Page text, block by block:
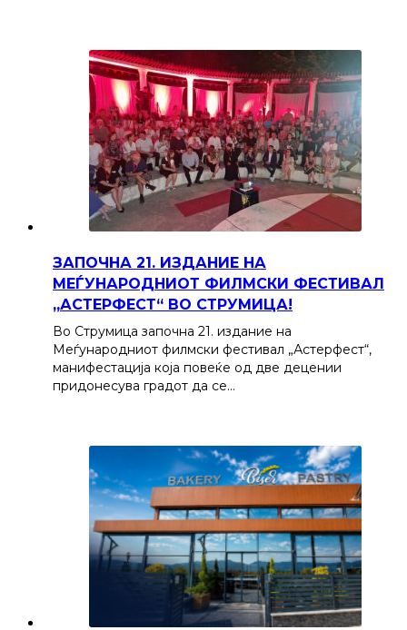
ЗАПОЧНА 21. ИЗДАНИЕ НА
МЕЃУНАРОДНИОТ ФИЛМСКИ ФЕСТИВАЛ
„АСТЕРФЕСТ“ ВО СТРУМИЦА!
Во Струмица започна 21. издание на
Меѓународниот филмски фестивал „Астерфест“,
манифестација која повеќе од две децении
придонесува градот да се…